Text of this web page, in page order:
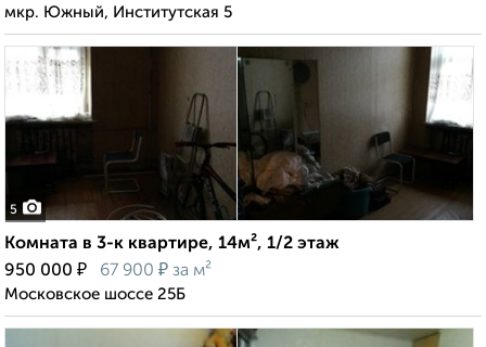
мкр. Южный, Институтская 5
5
Комната в 3-к квартире, 14м², 1/2 этаж
950 000 ₽ 67 900 ₽ за м²
Московское шоссе 25Б